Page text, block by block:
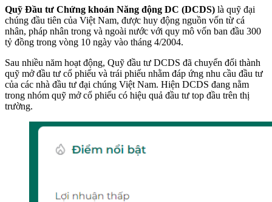
Quỹ Đầu tư Chứng khoán Năng động DC (DCDS) là quỹ đại
chúng đầu tiên của Việt Nam, được huy động nguồn vốn từ cá
nhân, pháp nhân trong và ngoài nước với quy mô vốn ban đầu 300
tỷ đồng trong vòng 10 ngày vào tháng 4/2004.
Sau nhiều năm hoạt động, Quỹ đầu tư DCDS đã chuyển đổi thành
quỹ mở đầu tư cổ phiếu và trái phiếu nhằm đáp ứng nhu cầu đầu tư
của các nhà đầu tư đại chúng Việt Nam. Hiện DCDS đang nằm
trong nhóm quỹ mở cổ phiếu có hiệu quả đầu tư top đầu trên thị
trường.